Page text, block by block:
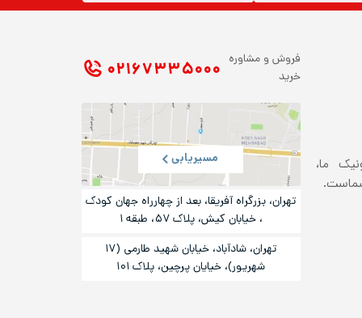
ما،
فروش و مشاوره
خرید
۰۲۱ ۶۷۳۳۵۰۰۰
مسیریابی
تهران، بزرگراه آفریقا، بعد از چهارراه جهان کودک
، خیابان کیش، پلاک ۵۷، طبقه ۱
تهران، شادآباد، خیابان شهید طارمی (۱۷
شهریور)، خیایان پرچین، پلاک ۱۰۱